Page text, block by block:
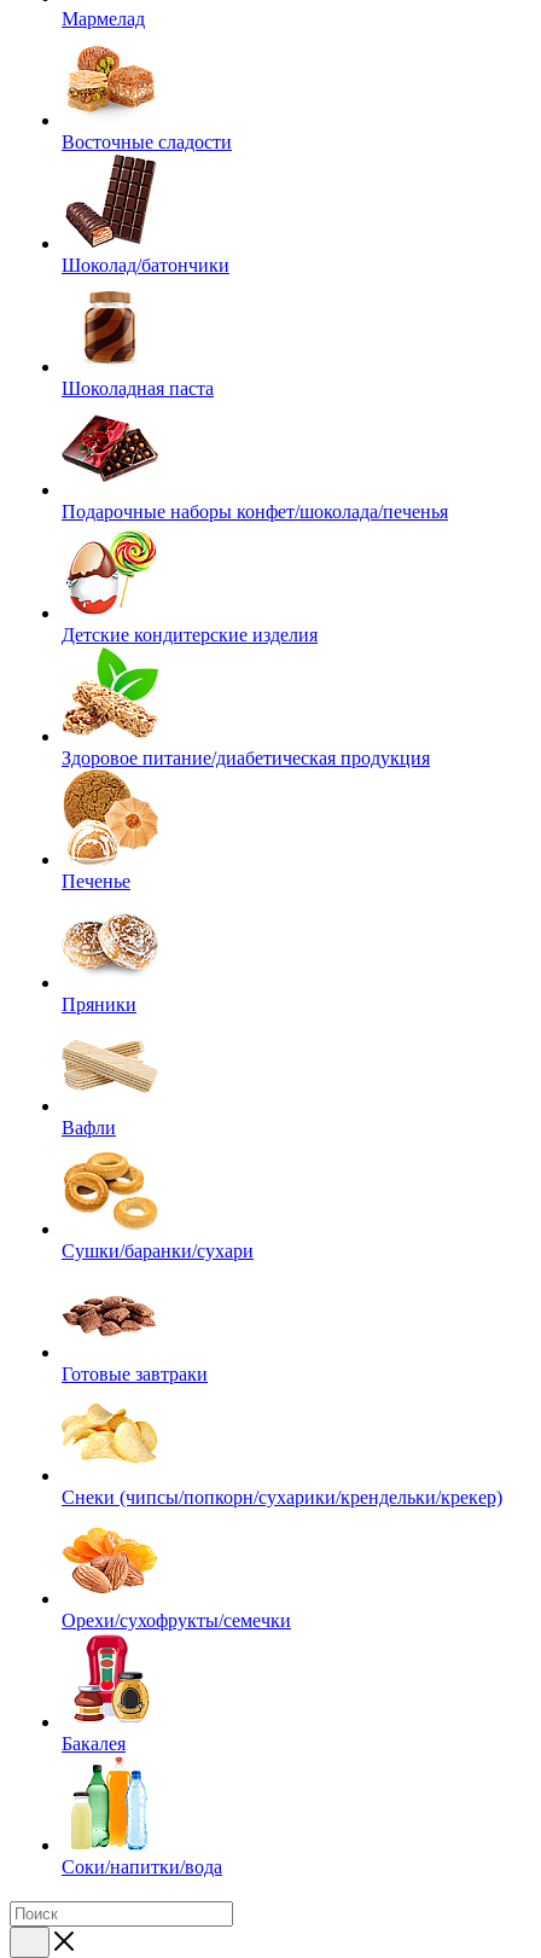
Мармелад
Восточные сладости
Шоколад/батончики
Шоколадная паста
Подарочные наборы конфет/шоколада/печенья
Детские кондитерские изделия
Здоровое питание/диабетическая продукция
Печенье
Пряники
Вафли
Сушки/баранки/сухари
Готовые завтраки
Снеки (чипсы/попкорн/сухарики/крендельки/крекер)
Орехи/сухофрукты/семечки
Бакалея
Соки/напитки/вода